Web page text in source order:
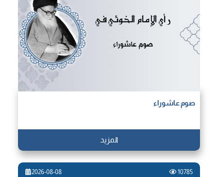
صوم عاشوراء
المزيد
10785
2026-08-08